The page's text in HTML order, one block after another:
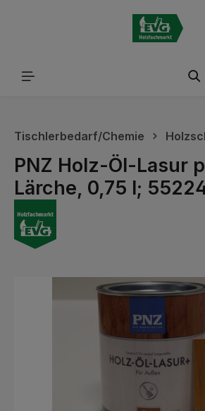
Tischlerbedarf/Chemie
PNZ Holz-Öl-Lasur
Lärche, 0,75 l;
Bildergalerie überspringen